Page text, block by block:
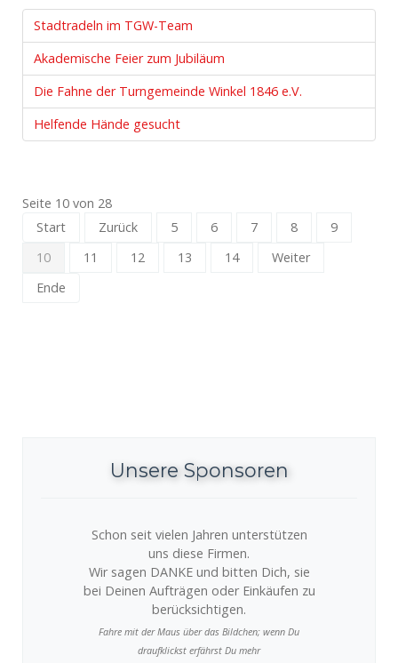
Stadtradeln im TGW-Team
Akademische Feier zum Jubiläum
Die Fahne der Turngemeinde Winkel 1846 e.V.
Helfende Hände gesucht
Seite 10 von 28
Start
Zurück 5 6 7 8
9
10
11 12 13 14
Weiter
Ende
Unsere Sponsoren
Schon seit vielen Jahren unterstützen
uns diese Firmen.
Wir sagen DANKE und bitten Dich, sie
bei Deinen Aufträgen oder Einkäufen zu
berücksichtigen.
Fahre mit der Maus über das Bildchen; wenn Du
draufklickst erfährst Du mehr